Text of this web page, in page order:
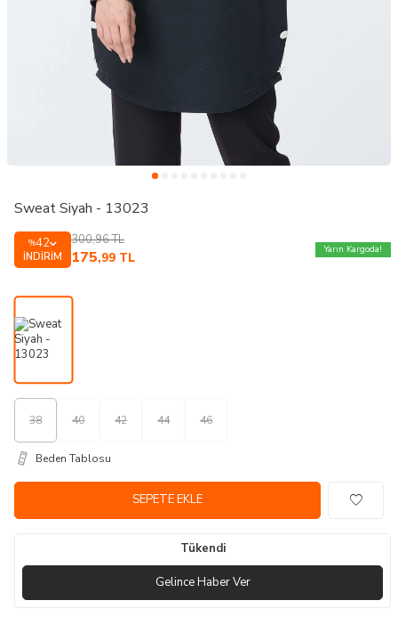
Sweat Siyah - 13023
%42
İNDIRIM
300,96TL
175,99 TL
Yarın Kargoda!
38 40 42 44 46
Beden Tablosu
SEPETE EKLE
Tükendi
Gelince Haber Ver